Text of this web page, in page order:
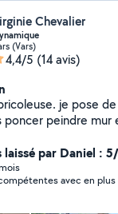
Chevalier
(Vars)
4,4/5 (14 avis)
je pose
poncer peindre mur
des meubles
pas à me
complémentaires
laissé par Daniel :